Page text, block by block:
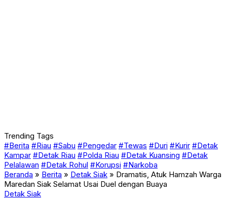
Trending Tags
#Berita #Riau #Sabu #Pengedar #Tewas #Duri #Kurir #Detak
Kampar #Detak Riau #Polda Riau #Detak Kuansing #Detak
Pelalawan #Detak Rohul #Korupsi #Narkoba
Beranda » Berita » Detak Siak » Dramatis, Atuk Hamzah Warga
Maredan Siak Selamat Usai Duel dengan Buaya
Detak Siak